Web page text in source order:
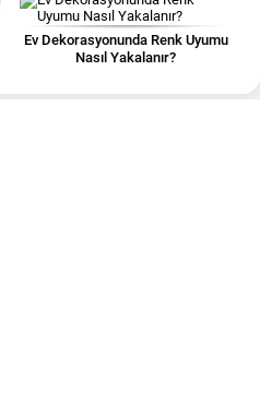
Ev Dekorasyonunda Renk Uyumu
Nasıl Yakalanır?